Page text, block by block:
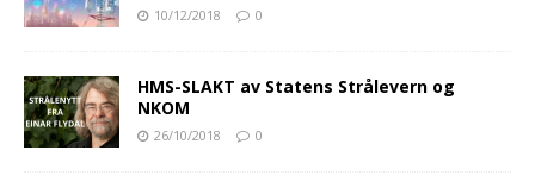
10/12/2018 0
HMS-SLAKT av Statens Strålevern og
NKOM
26/10/2018 0